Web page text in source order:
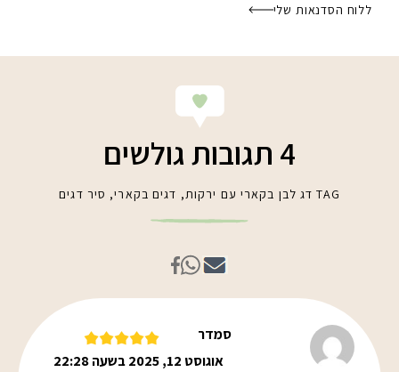
ללוח הסדנאות שלי
4 תגובות גולשים
TAG דג לבן בקארי עם ירקות, דגים בקארי, סיר דגים
סמדר
אוגוסט 12, 2025 בשעה 22:28